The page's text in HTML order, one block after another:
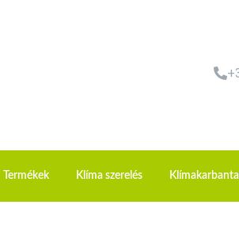
Termékek Klíma szerelés